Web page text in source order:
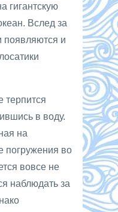
гигантскую
Вслед за
появляются и
терпится
в воду.
на
погружения во
вовсе не
наблюдать за